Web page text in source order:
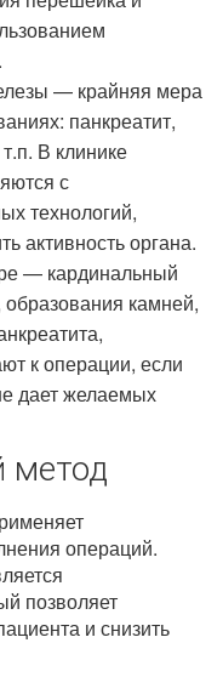
— крайняя мера
панкреатит,
В клинике
с
технологий,
активность органа.
— кардинальный
образования камней,
к операции, если
дает желаемых
метод
операций.
позволяет
и снизить